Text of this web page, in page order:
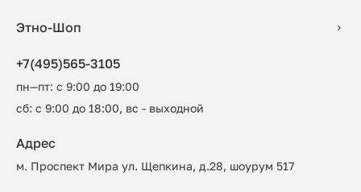
Этно-Шоп
+7(495)565-3105
пн—пт: с 9:00 до 19:00
сб: с 9:00 до 18:00, вс - выходной
Адрес
м. Проспект Мира ул. Щепкина, д.28, шоурум 517